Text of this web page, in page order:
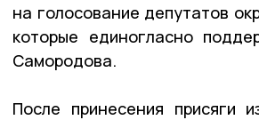
на голосование депутатов
которые единогласно
Самородова.
После принесения присяги